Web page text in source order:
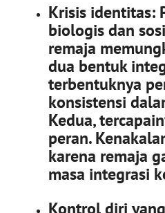
Krisis identitas:
biologis dan
remaja
dua bentuk
terbentuknya
konsistensi
Kedua,
peran.
karena remaja
masa integrasi
Kontrol diri